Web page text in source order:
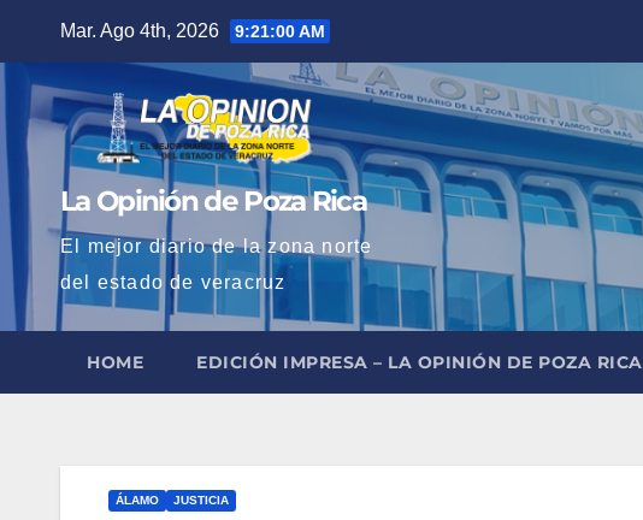
contenido
Mar. Ago 4th, 2026 9:21:01 AM
La Opinión de Poza Rica
El mejor diario de la zona norte
del estado de veracruz
HOME EDICIÓN IMPRESA – LA OPINIÓN DE POZA RICA
ÁLAMO JUSTICIA